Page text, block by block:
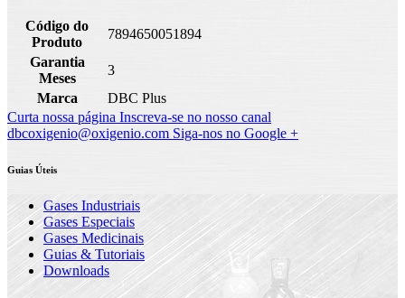
Código do
Produto
7894650051894
Garantia
Meses
3
Marca
DBC Plus
Curta nossa página Inscreva-se no nosso canal
dbcoxigenio@oxigenio.com Siga-nos no Google +
Guias Úteis
Gases Industriais
Gases Especiais
Gases Medicinais
Guias & Tutoriais
Downloads